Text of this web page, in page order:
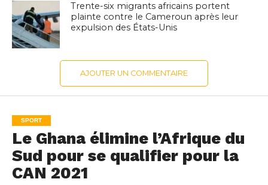
Trente-six migrants africains portent
plainte contre le Cameroun après leur
expulsion des États-Unis
AJOUTER UN COMMENTAIRE
SPORT
Le Ghana élimine l’Afrique du
Sud pour se qualifier pour la
CAN 2021